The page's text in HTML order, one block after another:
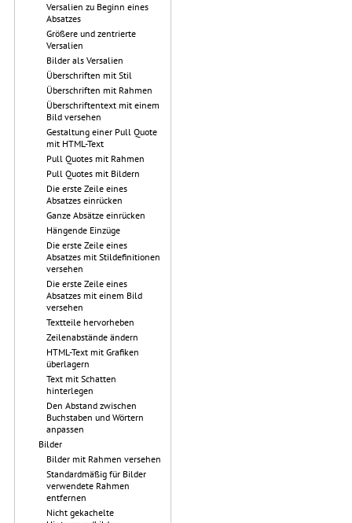
Versalien zu Beginn eines
Absatzes
Größere und zentrierte
Versalien
Bilder als Versalien
Überschriften mit Stil
Überschriften mit Rahmen
Überschriftentext mit einem
Bild versehen
Gestaltung einer Pull Quote
mit HTML-Text
Pull Quotes mit Rahmen
Pull Quotes mit Bildern
Die erste Zeile eines
Absatzes einrücken
Ganze Absätze einrücken
Hängende Einzüge
Die erste Zeile eines
Absatzes mit Stildefinitionen
versehen
Die erste Zeile eines
Absatzes mit einem Bild
versehen
Textteile hervorheben
Zeilenabstände ändern
HTML-Text mit Grafiken
überlagern
Text mit Schatten
hinterlegen
Den Abstand zwischen
Buchstaben und Wörtern
anpassen
Bilder
Bilder mit Rahmen versehen
Standardmäßig für Bilder
verwendete Rahmen
entfernen
Nicht gekachelte